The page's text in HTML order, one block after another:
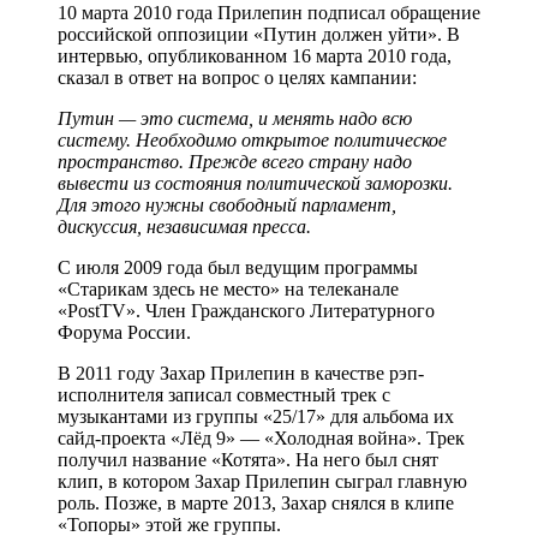
10 марта 2010 года Прилепин подписал обращение
российской оппозиции «Путин должен уйти». В
интервью, опубликованном 16 марта 2010 года,
сказал в ответ на вопрос о целях кампании:
Путин — это система, и менять надо всю
систему. Необходимо открытое политическое
пространство. Прежде всего страну надо
вывести из состояния политической заморозки.
Для этого нужны свободный парламент,
дискуссия, независимая пресса.
С июля 2009 года был ведущим программы
«Старикам здесь не место» на телеканале
«PostTV». Член Гражданского Литературного
Форума России.
В 2011 году Захар Прилепин в качестве рэп-
исполнителя записал совместный трек с
музыкантами из группы «25/17» для альбома их
сайд-проекта «Лёд 9» — «Холодная война». Трек
получил название «Котята». На него был снят
клип, в котором Захар Прилепин сыграл главную
роль. Позже, в марте 2013, Захар снялся в клипе
«Топоры» этой же группы.